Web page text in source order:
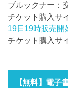
ブルックナー：
チケット購入サ
19日19時販売開
チケット購入サ
【無料】電子